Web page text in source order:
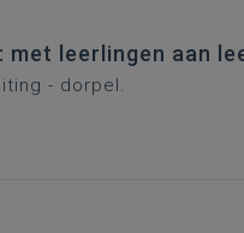
leerlingen aan
- dorpel.